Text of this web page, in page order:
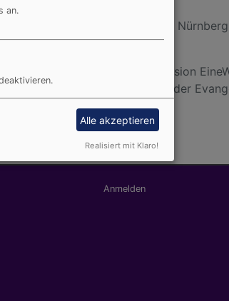
Wohlleben
Evangelischen Stadtakademie Nürnberg
Referat Bildung Global, Mission
Entwicklung und Mission der
Bayern in Neuendettelsau
Benutzermenü
Anmelden
an.
Alle akzeptieren
Realisiert mit Klaro!